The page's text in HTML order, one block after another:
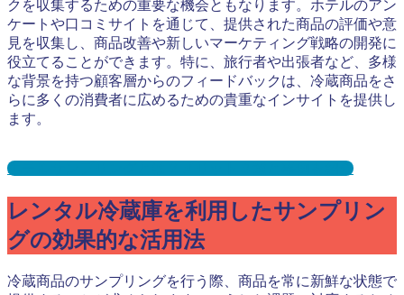
クを収集するための重要な機会ともなります。ホテルのアン
ケートや口コミサイトを通じて、提供された商品の評価や意
見を収集し、商品改善や新しいマーケティング戦略の開発に
役立てることができます。特に、旅行者や出張者など、多様
な背景を持つ顧客層からのフィードバックは、冷蔵商品をさ
らに多くの消費者に広めるための貴重なインサイトを提供し
ます。
ホテルサンプリングとは？メリット３選と事例を紹介
レンタル冷蔵庫を利用したサンプリン
グの効果的な活用法
冷蔵商品のサンプリングを行う際、商品を常に新鮮な状態で